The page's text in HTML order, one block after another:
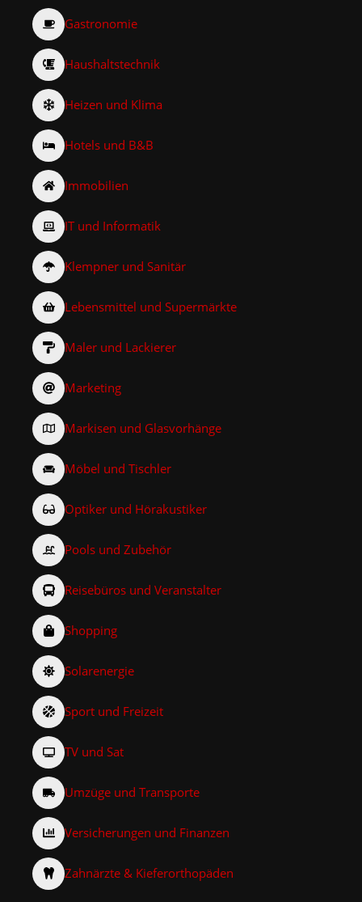
Gastronomie
Haushaltstechnik
Heizen und Klima
Hotels und B&B
Immobilien
IT und Informatik
Klempner und Sanitär
Lebensmittel und Supermärkte
Maler und Lackierer
Marketing
Markisen und Glasvorhänge
Möbel und Tischler
Optiker und Hörakustiker
Pools und Zubehör
Reisebüros und Veranstalter
Shopping
Solarenergie
Sport und Freizeit
TV und Sat
Umzüge und Transporte
Versicherungen und Finanzen
Zahnärzte & Kieferorthopäden